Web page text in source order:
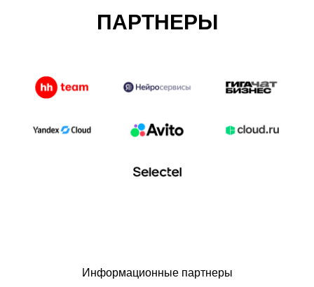
ПАРТНЕРЫ
Информационные партнеры